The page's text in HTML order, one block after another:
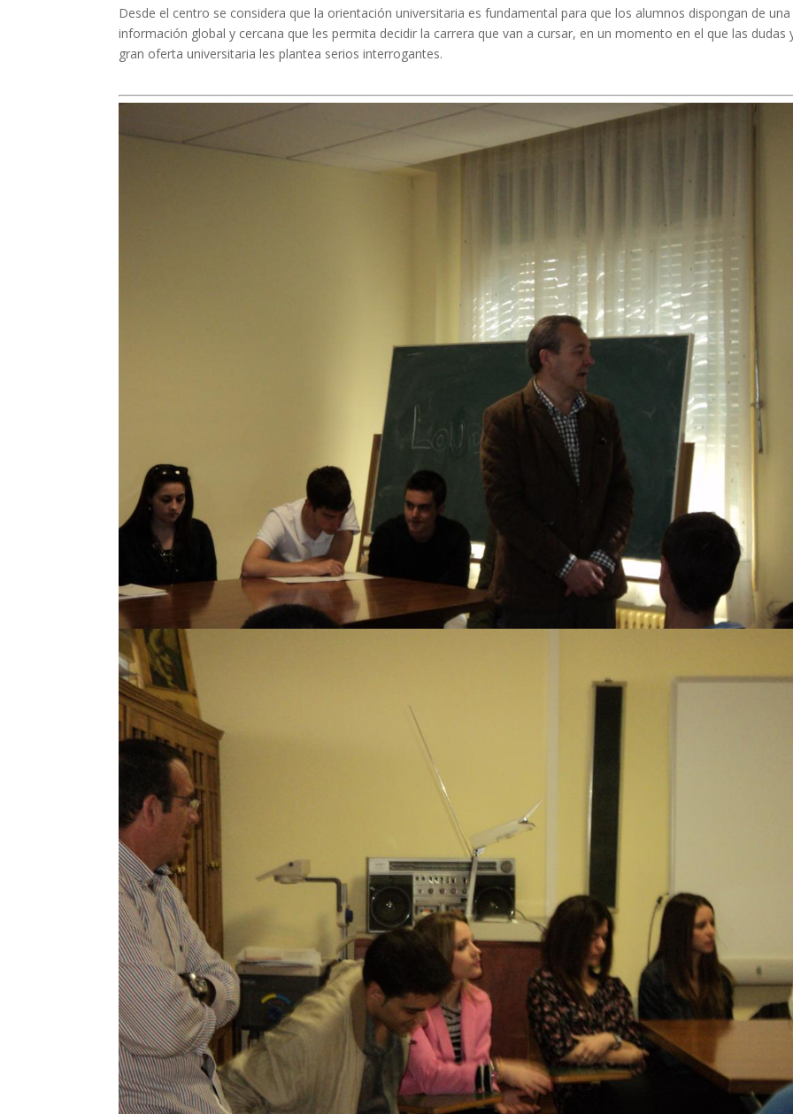
Desde el centro se considera que la orientación universitaria es fundamental para que los alumnos dispongan de una
información global y cercana que les permita decidir la carrera que van a cursar, en un momento en el que las dudas
gran oferta universitaria les plantea serios interrogantes.